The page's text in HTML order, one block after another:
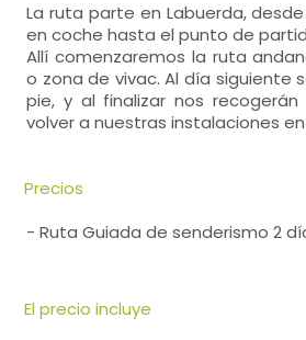
La ruta parte en Labuerda,
en coche hasta el punto de
Allí comenzaremos la ruta
o zona de vivac. Al día siguiente
pie, y al finalizar nos
volver a nuestras instalaciones
Precios
- Ruta Guiada de senderismo 2
El precio incluye